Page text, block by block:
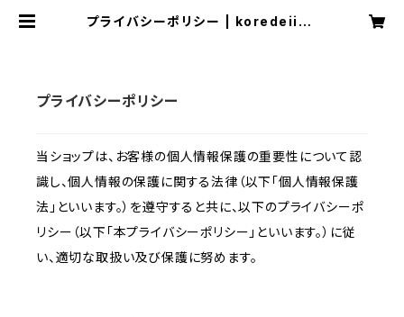
プライバシーポリシー | koredeiino
プライバシーポリシー
当ショップは、お客様の個人情報保護の重要性について認
識し、個人情報の保護に関する法律（以下「個人情報保護
法」といいます。）を遵守すると共に、以下のプライバシーポ
リシー（以下「本プライバシーポリシー」といいます。）に従
い、適切な取扱い及び保護に努めます。